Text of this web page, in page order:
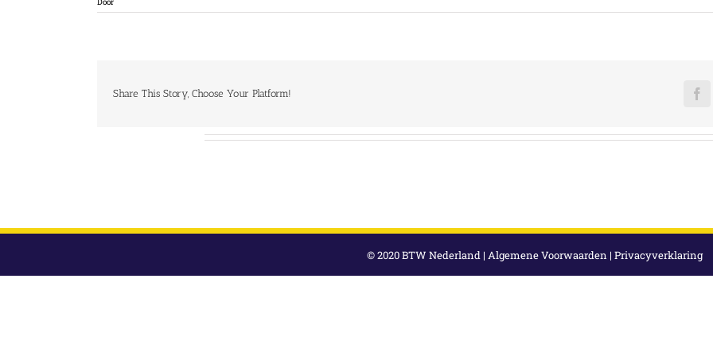
Share This Story, Choose Your Platform!
© 2020 BTW Nederland | Algemene Voorwaarden | Privacyverklaring